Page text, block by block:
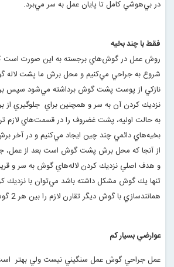
در بي‌هوشي كامل تا پايان عمل به سر مي‌برد.
فقط با چند بخیه
روش عمل در گوش‌هاي برجسته به اين صورت است
شروع به جراحي مي‌كنيم و محل برش‌ ما پشت لاله
نازكي از پوست پشت گوش برداشته مي‌شود سپس
نزديك كردن آن به سر و همچنين براي جلوگيري
به حالت اوليه، پشت غضروف را در قسمت‌هاي لازم
بخيه‌هاي دائمي چند چين ايجاد مي‌كنيم و در آخر
از آنجا كه محل برش پشت گوش است بعد از عمل،
و هدف اصلي نزديك كردن لاله‌هاي گوش به سر و
تنها يك گوش مشكل داشته باشد مي‌توان با نزديك
همانندسازي با گوش ديگر تقارن لازم را بين هر 2 گوش ايجاد كرد
عوارضي بسيار كم
عمل جراحي گوش عمل سنگيني نيست ولي بهتر